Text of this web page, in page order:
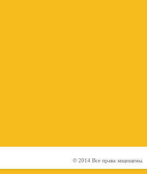
© 2014 Все права защищены.